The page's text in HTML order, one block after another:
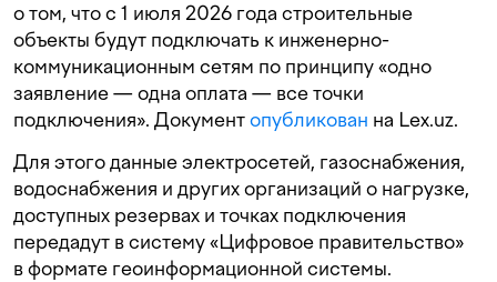
о том, что с 1 июля 2026 года строительные
объекты будут подключать к инженерно-
коммуникационным сетям по принципу «одно
заявление — одна оплата — все точки
подключения». Документопубликован на Lex.uz.
Для этого данные электросетей, газоснабжения,
водоснабжения и других организаций о нагрузке,
доступных резервах и точках подключения
передадут в систему «Цифровое правительство»
в формате геоинформационной системы.